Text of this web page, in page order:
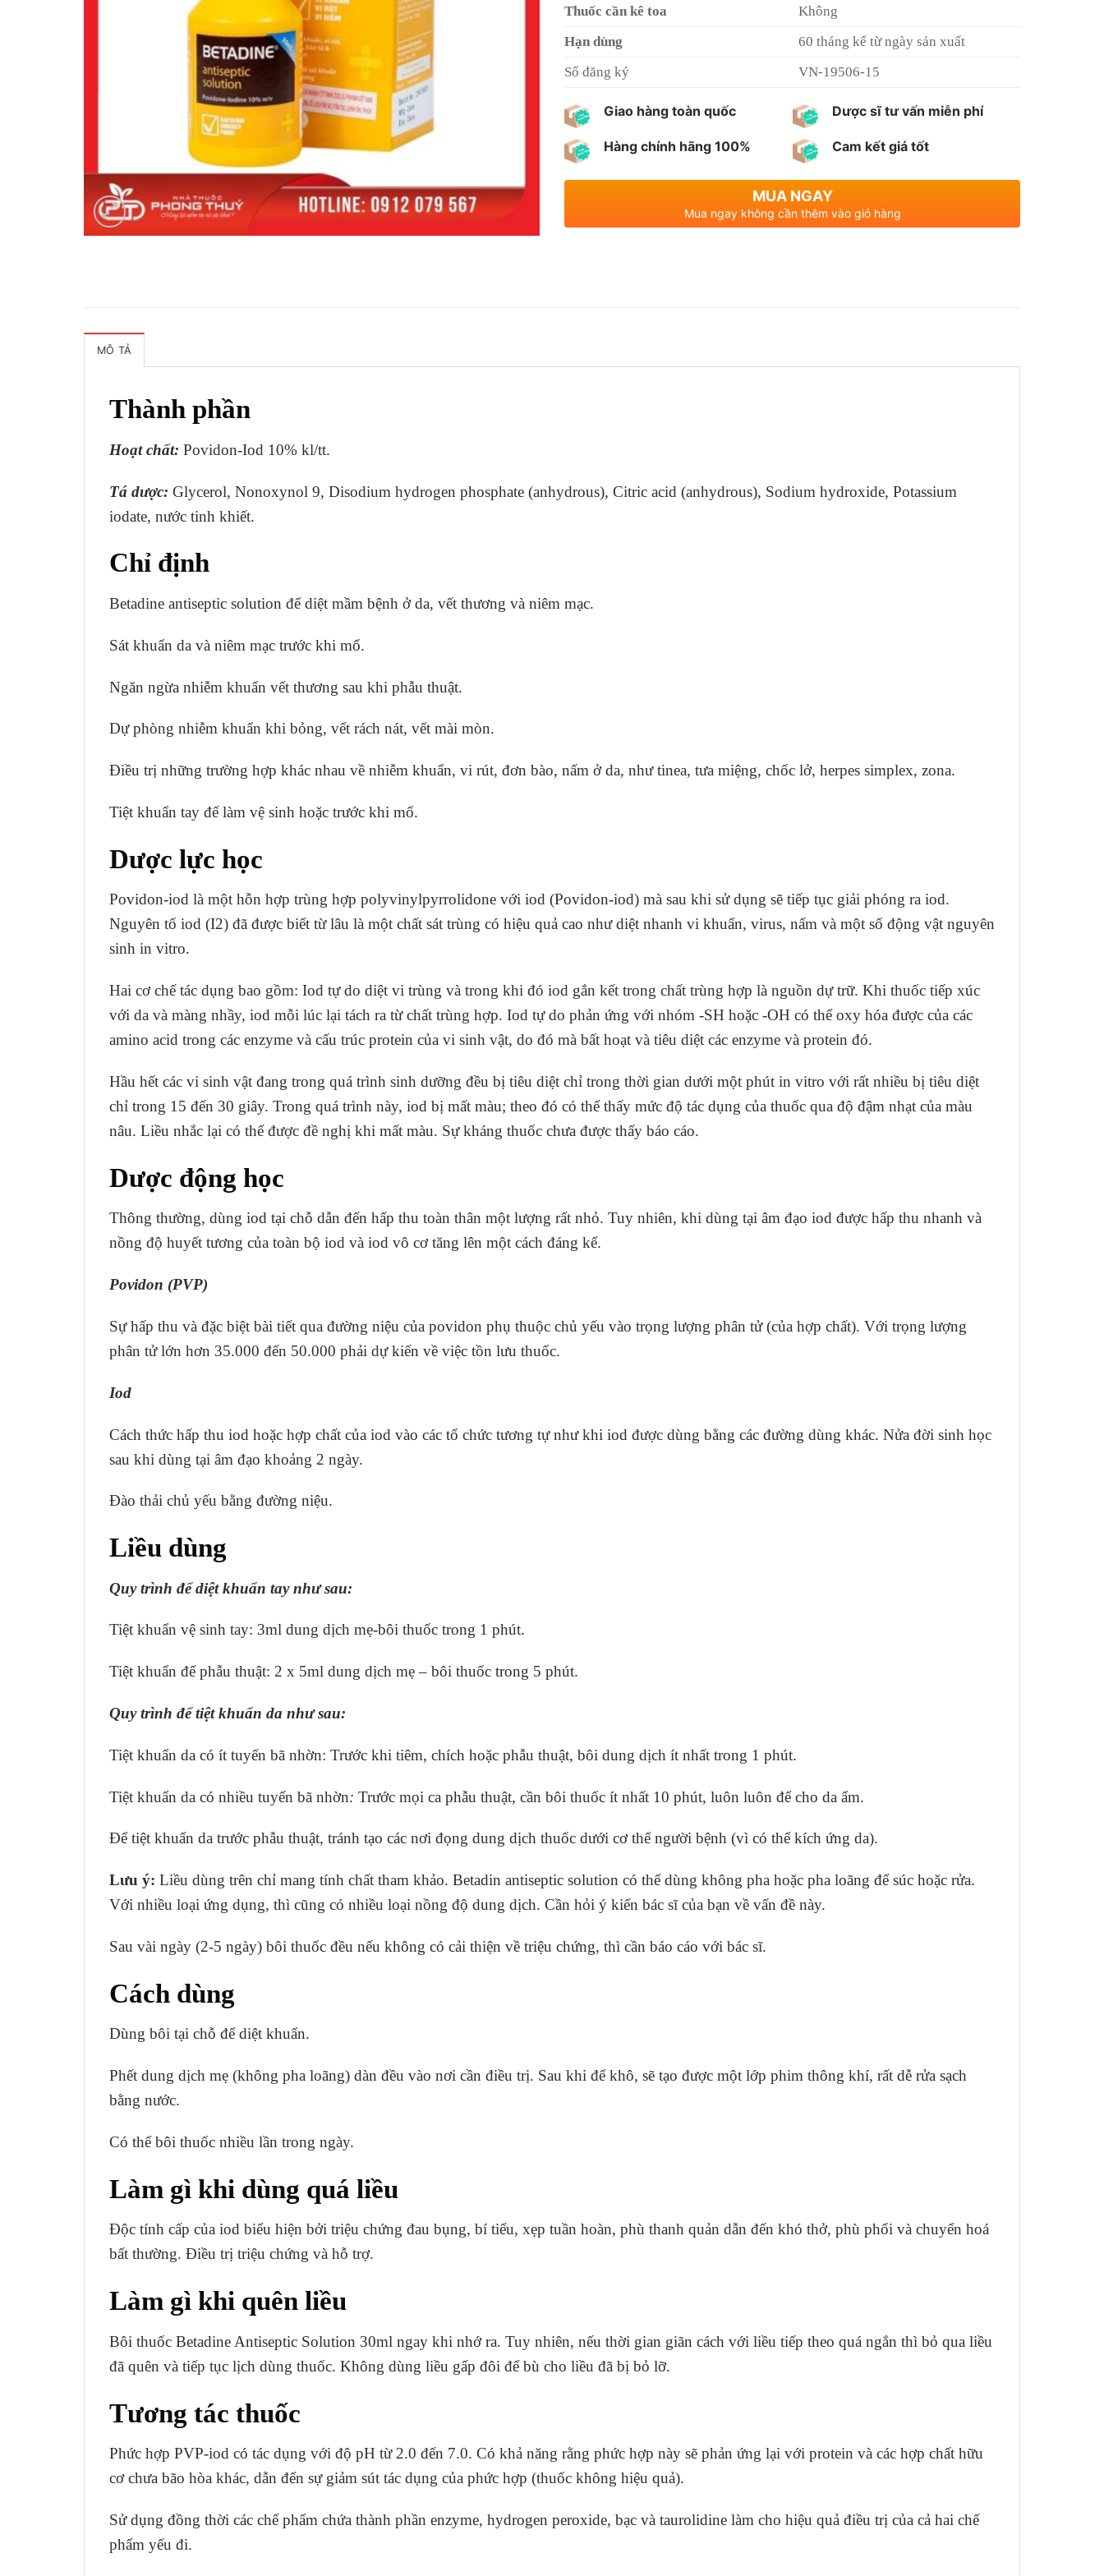
Thuốc cần kê toa
Không
Hạn dùng
60 tháng kể từ ngày sản xuất
Số đăng ký
VN-19506-15
Giao hàng toàn quốc
Hàng chính hãng 100%
Dược sĩ tư vấn miễn phí
Cam kết giá tốt
MUA NGAY
Mua ngay không cần thêm vào giỏ hàng
MÔ TẢ
Thành phần
Hoạt chất: Povidon-Iod 10% kl/tt.
Tá dược: Glycerol, Nonoxynol 9, Disodium hydrogen phosphate (anhydrous), Citric acid (anhydrous), Sodium hydroxide, Potassium
iodate, nước tinh khiết.
Chỉ định
Betadine antiseptic solution để diệt mầm bệnh ở da, vết thương và niêm mạc.
Sát khuẩn da và niêm mạc trước khi mổ.
Ngăn ngừa nhiễm khuẩn vết thương sau khi phẫu thuật.
Dự phòng nhiễm khuẩn khi bỏng, vết rách nát, vết mài mòn.
Điều trị những trường hợp khác nhau về nhiễm khuẩn, vi rút, đơn bào, nấm ở da, như tinea, tưa miệng, chốc lở, herpes simplex, zona.
Tiệt khuẩn tay để làm vệ sinh hoặc trước khi mổ.
Dược lực học
Povidon-iod là một hỗn hợp trùng hợp polyvinylpyrrolidone với iod (Povidon-iod) mà sau khi sử dụng sẽ tiếp tục giải phóng ra iod.
Nguyên tố iod (I2) đã được biết từ lâu là một chất sát trùng có hiệu quả cao như diệt nhanh vi khuẩn, virus, nấm và một số động vật nguyên
sinh in vitro.
Hai cơ chế tác dụng bao gồm: Iod tự do diệt vi trùng và trong khi đó iod gắn kết trong chất trùng hợp là nguồn dự trữ. Khi thuốc tiếp xúc
với da và màng nhầy, iod mỗi lúc lại tách ra từ chất trùng hợp. Iod tự do phản ứng với nhóm -SH hoặc -OH có thể oxy hóa được của các
amino acid trong các enzyme và cấu trúc protein của vi sinh vật, do đó mà bất hoạt và tiêu diệt các enzyme và protein đó.
Hầu hết các vi sinh vật đang trong quá trình sinh dưỡng đều bị tiêu diệt chỉ trong thời gian dưới một phút in vitro với rất nhiều bị tiêu diệt
chỉ trong 15 đến 30 giây. Trong quá trình này, iod bị mất màu; theo đó có thể thấy mức độ tác dụng của thuốc qua độ đậm nhạt của màu
nâu. Liều nhắc lại có thể được đề nghị khi mất màu. Sự kháng thuốc chưa được thấy báo cáo.
Dược động học
Thông thường, dùng iod tại chỗ dẫn đến hấp thu toàn thân một lượng rất nhỏ. Tuy nhiên, khi dùng tại âm đạo iod được hấp thu nhanh và
nồng độ huyết tương của toàn bộ iod và iod vô cơ tăng lên một cách đáng kể.
Povidon (PVP)
Sự hấp thu và đặc biệt bài tiết qua đường niệu của povidon phụ thuộc chủ yếu vào trọng lượng phân tử (của hợp chất). Với trọng lượng
phân tử lớn hơn 35.000 đến 50.000 phải dự kiến về việc tồn lưu thuốc.
Iod
Cách thức hấp thu iod hoặc hợp chất của iod vào các tổ chức tương tự như khi iod được dùng bằng các đường dùng khác. Nửa đời sinh học
sau khi dùng tại âm đạo khoảng 2 ngày.
Đào thải chủ yếu bằng đường niệu.
Liều dùng
Quy trình để diệt khuẩn tay như sau:
Tiệt khuẩn vệ sinh tay: 3ml dung dịch mẹ-bôi thuốc trong 1 phút.
Tiệt khuẩn để phẫu thuật: 2 x 5ml dung dịch mẹ – bôi thuốc trong 5 phút.
Quy trình để tiệt khuẩn da như sau:
Tiệt khuẩn da có ít tuyến bã nhờn: Trước khi tiêm, chích hoặc phẫu thuật, bôi dung dịch ít nhất trong 1 phút.
Tiệt khuẩn da có nhiều tuyến bã nhờn: Trước mọi ca phẫu thuật, cần bôi thuốc ít nhất 10 phút, luôn luôn để cho da ẩm.
Để tiệt khuẩn da trước phẫu thuật, tránh tạo các nơi đọng dung dịch thuốc dưới cơ thể người bệnh (vì có thể kích ứng da).
Lưu ý: Liều dùng trên chỉ mang tính chất tham khảo. Betadin antiseptic solution có thể dùng không pha hoặc pha loãng để súc hoặc rửa.
Với nhiều loại ứng dụng, thì cũng có nhiều loại nồng độ dung dịch. Cần hỏi ý kiến bác sĩ của bạn về vấn đề này.
Sau vài ngày (2-5 ngày) bôi thuốc đều nếu không có cải thiện về triệu chứng, thì cần báo cáo với bác sĩ.
Cách dùng
Dùng bôi tại chỗ để diệt khuẩn.
Phết dung dịch mẹ (không pha loãng) dàn đều vào nơi cần điều trị. Sau khi để khô, sẽ tạo được một lớp phim thông khí, rất dễ rửa sạch
bằng nước.
Có thể bôi thuốc nhiều lần trong ngày.
Làm gì khi dùng quá liều
Độc tính cấp của iod biểu hiện bởi triệu chứng đau bụng, bí tiểu, xẹp tuần hoàn, phù thanh quản dẫn đến khó thở, phù phổi và chuyển hoá
bất thường. Điều trị triệu chứng và hỗ trợ.
Làm gì khi quên liều
Bôi thuốc Betadine Antiseptic Solution 30ml ngay khi nhớ ra. Tuy nhiên, nếu thời gian giãn cách với liều tiếp theo quá ngắn thì bỏ qua liều
đã quên và tiếp tục lịch dùng thuốc. Không dùng liều gấp đôi để bù cho liều đã bị bỏ lỡ.
Tương tác thuốc
Phức hợp PVP-iod có tác dụng với độ pH từ 2.0 đến 7.0. Có khả năng rằng phức hợp này sẽ phản ứng lại với protein và các hợp chất hữu
cơ chưa bão hòa khác, dẫn đến sự giảm sút tác dụng của phức hợp (thuốc không hiệu quả).
Sử dụng đồng thời các chế phẩm chứa thành phần enzyme, hydrogen peroxide, bạc và taurolidine làm cho hiệu quả điều trị của cả hai chế
phẩm yếu đi.